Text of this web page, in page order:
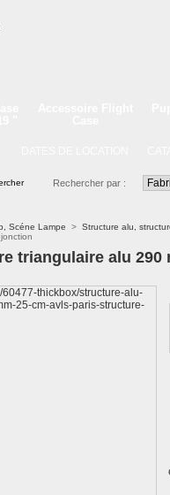
Rechercher par :
Scéne Lampe > Structure alu,
triangulaire alu